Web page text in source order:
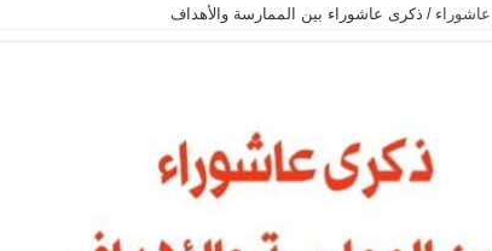
إذا كان التسنن هو الإيمان بسنة رسول الله ( صلى الله عليه وآله) فكلّ
المذاهب ليست قدرًا لا يمكن تجاوزه
ليست المنفعة تأتي من إسلامية النّظام كما لا تأتي المضرة من مسيحية النظام
عاشوراء / ذكرى عاشوراء بين الممارسة والأهداف